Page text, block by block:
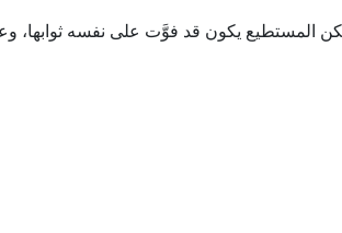
لكن المستطيع يكون قد فوَّت على نفسه ثوابها،